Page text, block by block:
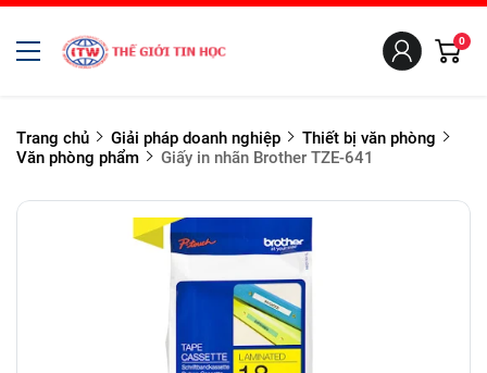
0
Trang chủ Giải pháp doanh nghiệp
Thiết bị văn phòng
Văn phòng phẩm
Giấy in nhãn Brother TZE-641